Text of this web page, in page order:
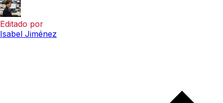
Editado por
Isabel Jiménez